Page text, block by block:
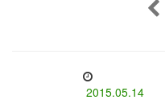
2015.05.14